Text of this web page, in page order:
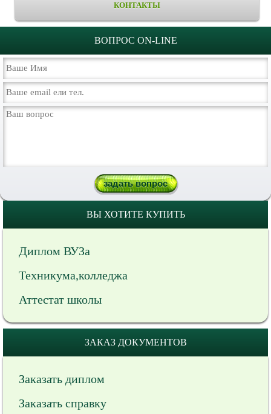
КОНТАКТЫ
ВОПРОС ON-LINE
ВЫ ХОТИТЕ КУПИТЬ
Диплом ВУЗа
Техникума,колледжа
Аттестат школы
ЗАКАЗ ДОКУМЕНТОВ
Заказать диплом
Заказать справку